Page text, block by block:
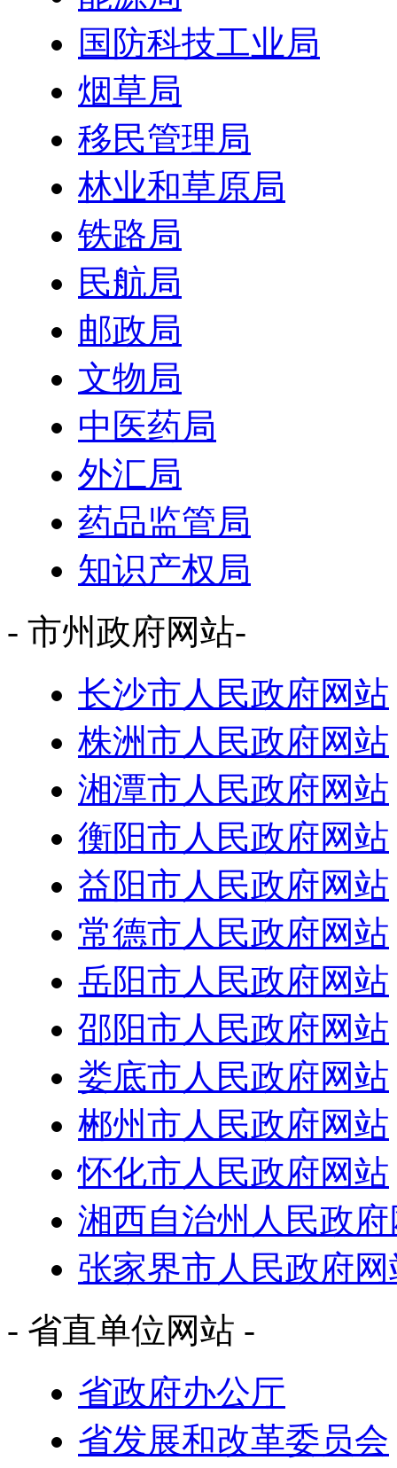
国防科技工业局
烟草局
移民管理局
林业和草原局
铁路局
民航局
邮政局
文物局
中医药局
外汇局
药品监管局
知识产权局
- 市州政府网站-
长沙市人民政府网站
株洲市人民政府网站
湘潭市人民政府网站
衡阳市人民政府网站
益阳市人民政府网站
常德市人民政府网站
岳阳市人民政府网站
邵阳市人民政府网站
娄底市人民政府网站
郴州市人民政府网站
怀化市人民政府网站
湘西自治州人民政
张家界市人民政府网
- 省直单位网站 -
省政府办公厅
省发展和改革委员会